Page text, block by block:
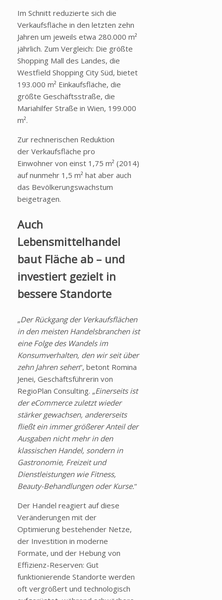
Im Schnitt reduzierte sich die
Verkaufsfläche in den letzten zehn
Jahren um jeweils etwa 280.000 m²
jährlich. Zum Vergleich: Die größte
Shopping Mall des Landes, die
Westfield Shopping City Süd, bietet
193.000 m² Einkaufsfläche, die
größte Geschäftsstraße, die
Mariahilfer Straße in Wien, 199.000
m².
Zur rechnerischen Reduktion
der Verkaufsfläche pro
Einwohner von einst 1,75 m² (2014)
auf nunmehr 1,5 m² hat aber auch
das Bevölkerungswachstum
beigetragen.
Auch
Lebensmittelhandel
baut Fläche ab – und
investiert gezielt in
bessere Standorte
„Der Rückgang der Verkaufsflächen
in den meisten Handelsbranchen ist
eine Folge des Wandels im
Konsumverhalten, den wir seit über
zehn Jahren sehen“, betont Romina
Jenei, Geschäftsführerin von
RegioPlan Consulting. „Einerseits ist
der eCommerce zuletzt wieder
stärker gewachsen, andererseits
fließt ein immer größerer Anteil der
Ausgaben nicht mehr in den
klassischen Handel, sondern in
Gastronomie, Freizeit und
Dienstleistungen wie Fitness,
Beauty-Behandlungen oder Kurse.“
Der Handel reagiert auf diese
Veränderungen mit der
Optimierung bestehender Netze,
der Investition in moderne
Formate, und der Hebung von
Effizienz-Reserven: Gut
funktionierende Standorte werden
oft vergrößert und technologisch